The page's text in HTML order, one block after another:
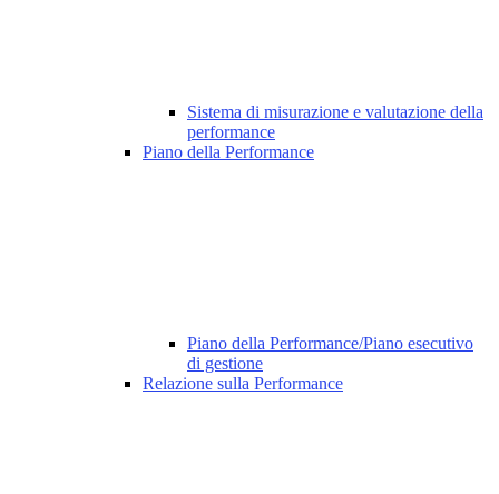
Sistema di misurazione e valutazione della
performance
Piano della Performance
Piano della Performance/Piano esecutivo
di gestione
Relazione sulla Performance